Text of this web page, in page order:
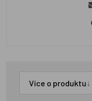
Více o produktu↓